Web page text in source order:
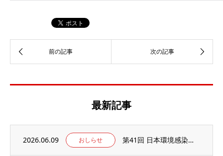
最新記事
2026.06.09 おしらせ 第41回 日本環境感染学会総会・学術集会の併設展示ブースに出展いたします。